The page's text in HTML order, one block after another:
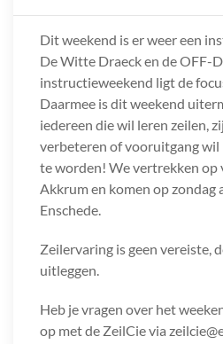
Dit weekend is er weer een
De Witte Draeck en de OFF-
instructieweekend ligt de
Daarmee is dit weekend
iedereen die wil leren zeilen,
verbeteren of vooruitgang wil
te worden! We vertrekken op
Akkrum en komen op zondag
Enschede.
Zeilervaring is geen vereiste,
uitleggen.
Heb je vragen over het
op met de ZeilCie via